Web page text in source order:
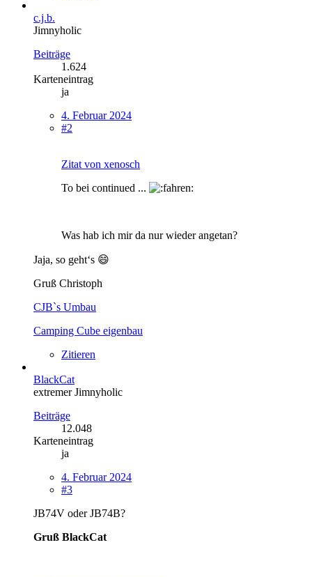
c.j.b.
Jimnyholic
Beiträge
1.624
Karteneintrag
ja
4. Februar 2024
#2
Zitat von xenosch
To bei continued ...
Was hab ich mir da nur wieder angetan?
Jaja, so geht‘s 😄
Gruß Christoph
CJB`s Umbau
Camping Cube eigenbau
Zitieren
BlackCat
extremer Jimnyholic
Beiträge
12.048
Karteneintrag
ja
4. Februar 2024
#3
JB74V oder JB74B?
Gruß BlackCat